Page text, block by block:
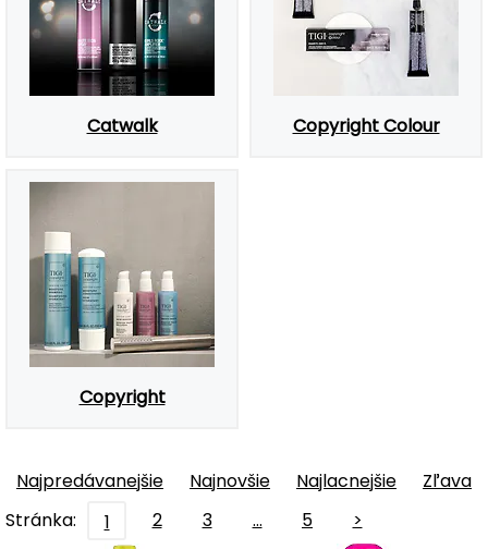
Catwalk Copyright Colour
Copyright
Najpredávanejšie Najnovšie Najlacnejšie
Zľava
Stránka:
1 2 3 … 5
>